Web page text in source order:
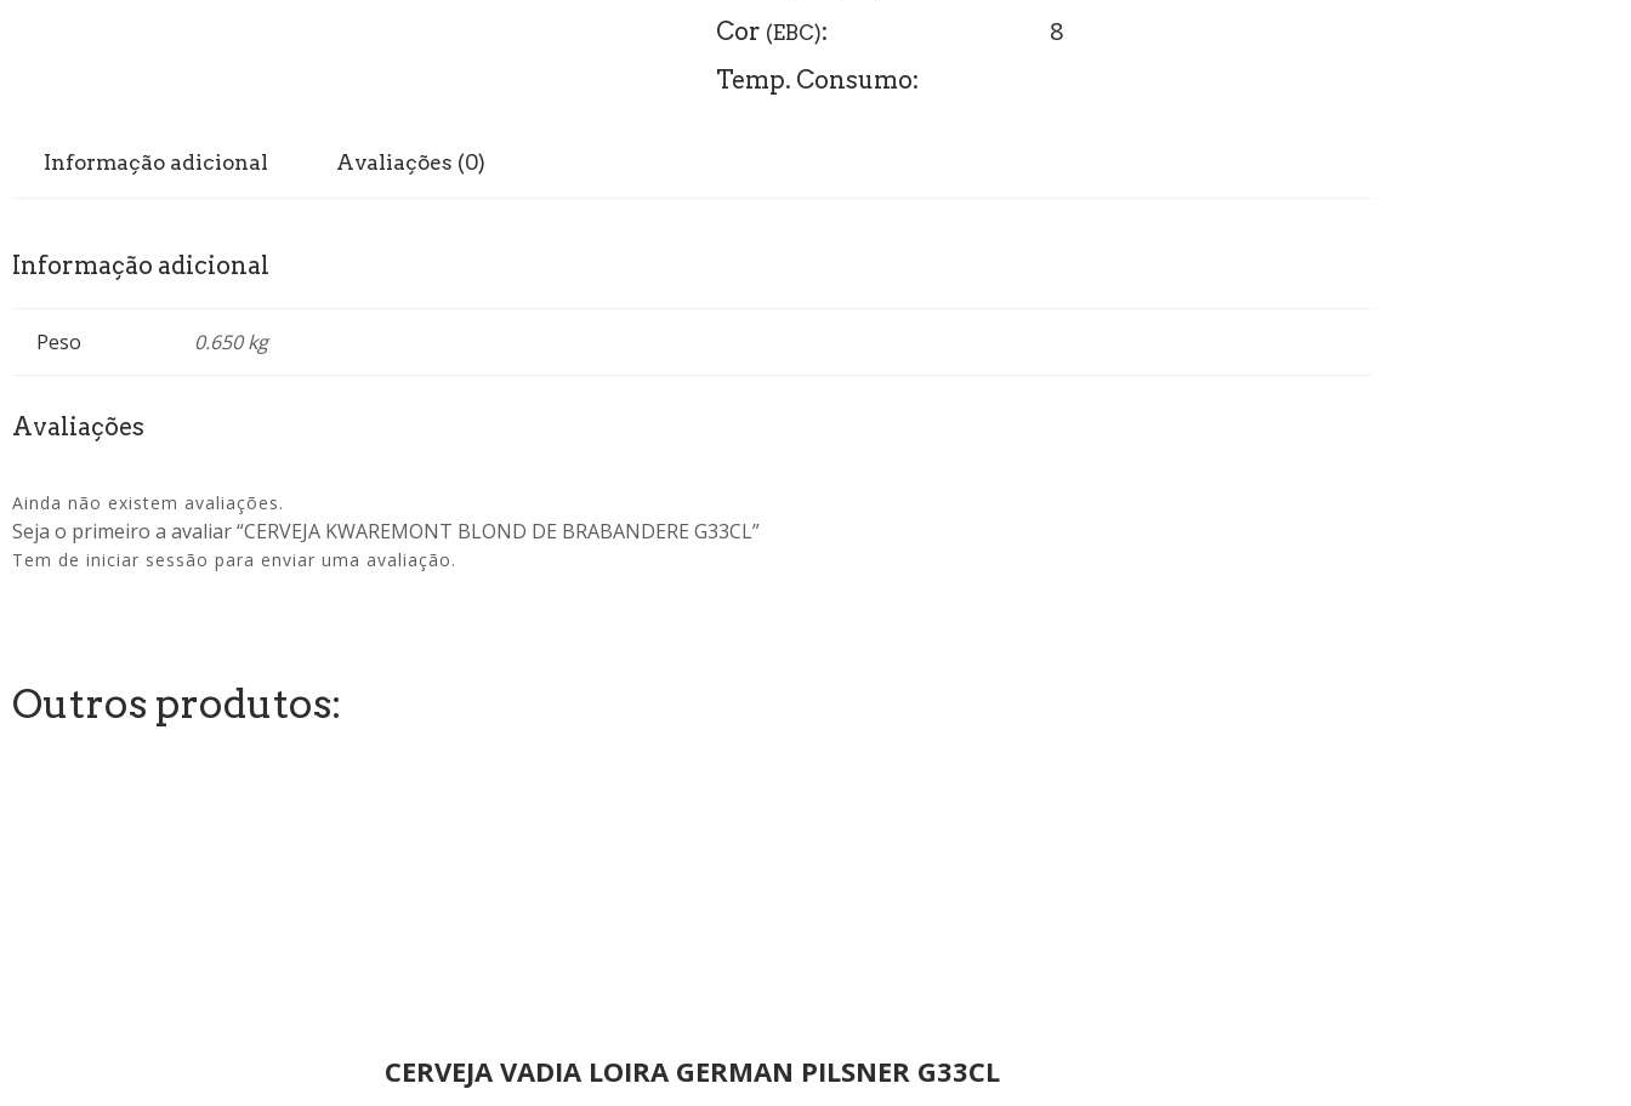
Cor (EBC): 8
Temp. Consumo:
Informação adicional Avaliações (0)
Informação adicional
Peso 0.650 kg
Avaliações
Ainda não existem avaliações.
Seja o primeiro a avaliar “CERVEJA KWAREMONT BLOND DE BRABANDERE G33CL”
Tem de iniciar sessão para enviar uma avaliação.
Outros produtos:
CERVEJA VADIA LOIRA GERMAN PILSNER G33CL